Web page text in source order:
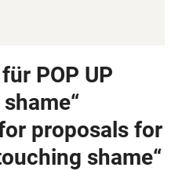
POP UP
proposals for
shame“